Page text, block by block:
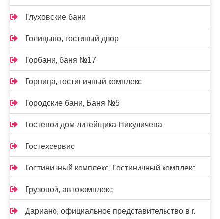
Глуховские бани
Голицыно, гостиный двор
Горбани, баня №17
Горница, гостиничный комплекс
Городские бани, Баня №5
Гостевой дом литейщика Никуличева
Гостехсервис
Гостиничный комплекс, Гостиничный комплекс
Грузовой, автокомплекс
Дариано, официальное представительство в г.